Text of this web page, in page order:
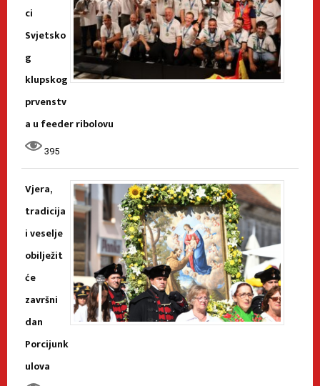
ci
Svjetsko
g
klupskog
prvenstv
a u feeder ribolovu
395
Vjera,
tradicija
i veselje
obilježit
će
završni
dan
Porcijunk
ulova